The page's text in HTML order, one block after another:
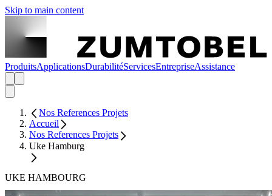
Skip to main content
ProduitsApplicationsDurabilitéServicesEntrepriseAssistance
Nos References Projets
Accueil
Nos References Projets
Uke Hamburg
UKE HAMBOURG